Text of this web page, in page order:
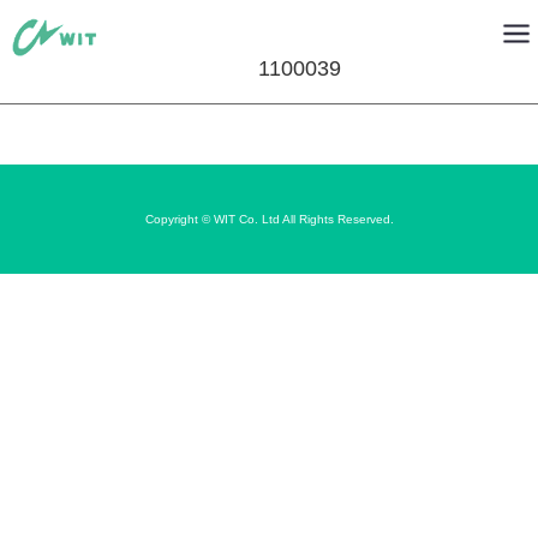
1100039
Copyright © WIT Co. Ltd All Rights Reserved.